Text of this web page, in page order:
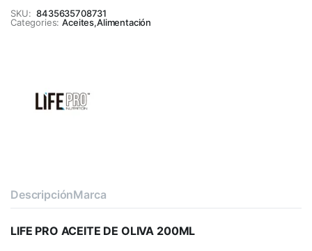
SKU: 8435635708731
Categories: Aceites,Alimentación
DescripciónMarca
LIFE PRO ACEITE DE OLIVA 200ML